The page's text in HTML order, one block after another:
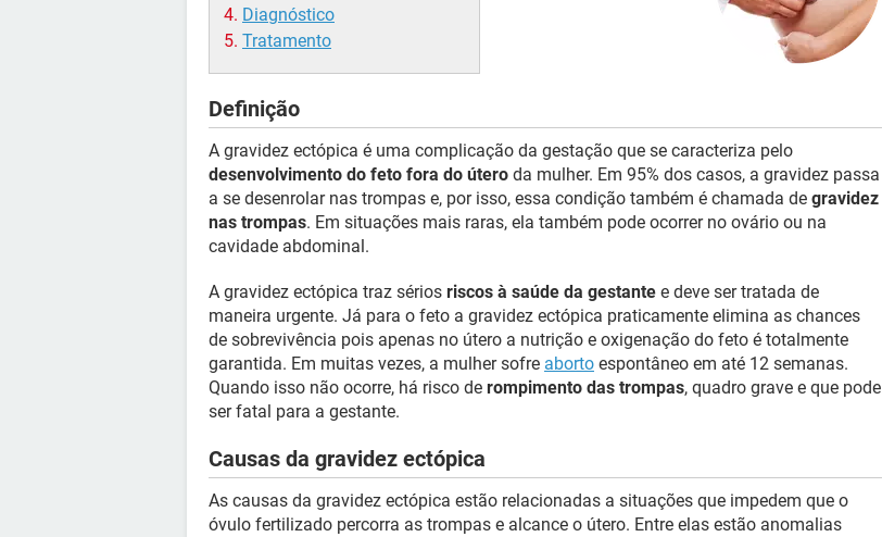
Diagnóstico
Tratamento
Definição
A gravidez ectópica é uma complicação da gestação que se caracteriza pelo
desenvolvimento do feto fora do útero da mulher. Em 95% dos casos, a gravidez passa
a se desenrolar nas trompas e, por isso, essa condição também é chamada de gravidez
nas trompas. Em situações mais raras, ela também pode ocorrer no ovário ou na
cavidade abdominal.
A gravidez ectópica traz sérios riscos à saúde da gestante e deve ser tratada de
maneira urgente. Já para o feto a gravidez ectópica praticamente elimina as chances
de sobrevivência pois apenas no útero a nutrição e oxigenação do feto é totalmente
garantida. Em muitas vezes, a mulher sofre aborto espontâneo em até 12 semanas.
Quando isso não ocorre, há risco de rompimento das trompas, quadro grave e que pode
ser fatal para a gestante.
Causas da gravidez ectópica
As causas da gravidez ectópica estão relacionadas a situações que impedem que o
óvulo fertilizado percorra as trompas e alcance o útero. Entre elas estão anomalias